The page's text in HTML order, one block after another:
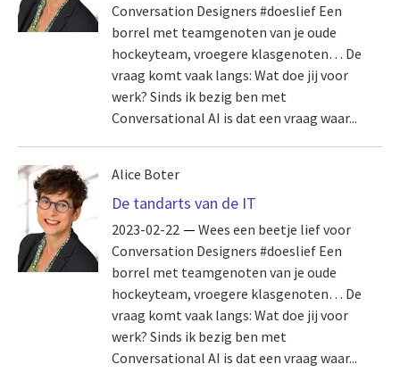
Conversation Designers #doeslief Een
borrel met teamgenoten van je oude
hockeyteam, vroegere klasgenoten… De
vraag komt vaak langs: Wat doe jij voor
werk? Sinds ik bezig ben met
Conversational AI is dat een vraag waar...
Alice Boter
De tandarts van de IT
2023-02-22
Wees een beetje lief voor
Conversation Designers #doeslief Een
borrel met teamgenoten van je oude
hockeyteam, vroegere klasgenoten… De
vraag komt vaak langs: Wat doe jij voor
werk? Sinds ik bezig ben met
Conversational AI is dat een vraag waar...